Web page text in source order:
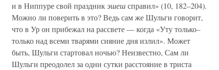
и в Ниппуре свой праздникэшешсправил» (10, 182–204).
Можно ли поверить в это? Ведь сам же Шульги говорит,
что в Ур он прибежал на рассвете — когда «Уту только–
только над всеми тварями сияние дня излил». Может
быть, Шульги стартовал ночью? Неизвестно, Сам ли
Шульги преодолел за одни сутки расстояние в триста